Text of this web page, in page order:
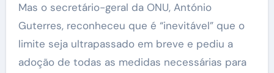
Mas o secretário-geral da ONU, António
Guterres, reconheceu que é “inevitável” que o
limite seja ultrapassado em breve e pediu a
adoção de todas as medidas necessárias para